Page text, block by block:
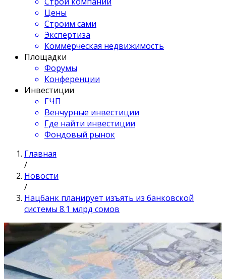
Цены
Строим сами
Экспертиза
Коммерческая недвижимость
Площадки
Форумы
Конференции
Инвестиции
ГЧП
Венчурные инвестиции
Где найти инвестиции
Фондовый рынок
Главная
/
Новости
/
Нацбанк планирует изъять из банковской
системы 8.1 млрд сомов